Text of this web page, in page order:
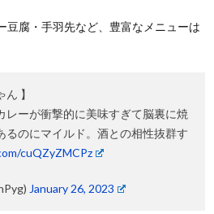
豆腐・手羽先など、豊富なメニューは
】
レーが衝撃的に美味すぎて脳裏に焼
るのにマイルド。酒との相性抜群す
cuQZyZMCPz
January 26, 2023